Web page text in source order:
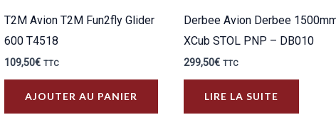
T2M Avion T2M Fun2fly Glider
600 T4518
109,50€ TTC
AJOUTER AU PANIER
Derbee Avion Derbee
XCub STOL PNP – DB010
299,50€ TTC
LIRE LA SUITE